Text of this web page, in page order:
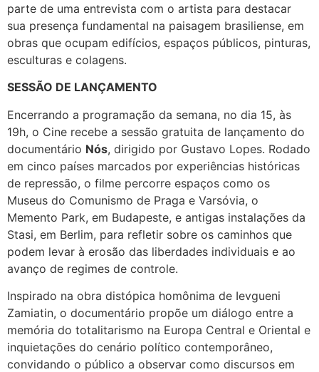
parte de uma entrevista com o artista para destacar
sua presença fundamental na paisagem brasiliense, em
obras que ocupam edifícios, espaços públicos, pinturas,
esculturas e colagens.
SESSÃO DE LANÇAMENTO
Encerrando a programação da semana, no dia 15, às
19h, o Cine recebe a sessão gratuita de lançamento do
documentário Nós, dirigido por Gustavo Lopes. Rodado
em cinco países marcados por experiências históricas
de repressão, o filme percorre espaços como os
Museus do Comunismo de Praga e Varsóvia, o
Memento Park, em Budapeste, e antigas instalações da
Stasi, em Berlim, para refletir sobre os caminhos que
podem levar à erosão das liberdades individuais e ao
avanço de regimes de controle.
Inspirado na obra distópica homônima de Ievgueni
Zamiatin, o documentário propõe um diálogo entre a
memória do totalitarismo na Europa Central e Oriental e
inquietações do cenário político contemporâneo,
convidando o público a observar como discursos em